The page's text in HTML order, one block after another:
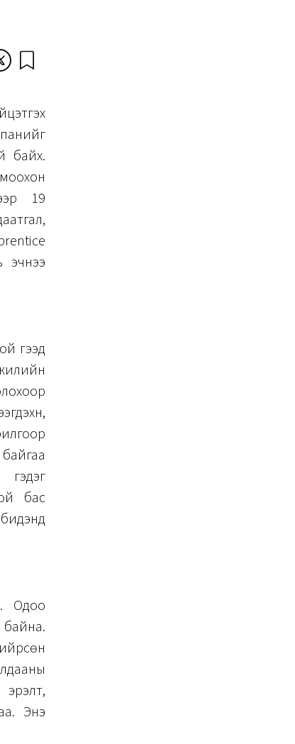
байх.
19
эчнээ
гээд
гэдэг
бас
Одоо
Энэ